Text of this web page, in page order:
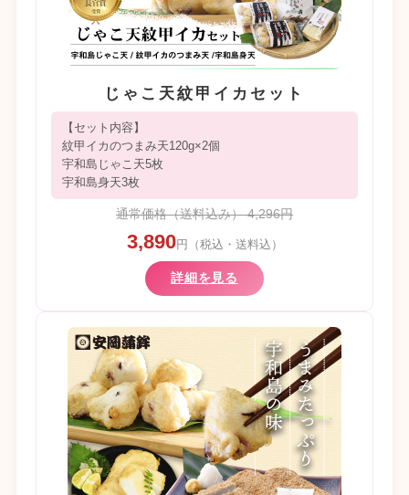
じゃこ天紋甲イカセット
【セット内容】
紋甲イカのつまみ天120g×2個
宇和島じゃこ天5枚
宇和島身天3枚
通常価格（送料込み） 4,296円
3,890円（税込・送料込）
詳細を見る